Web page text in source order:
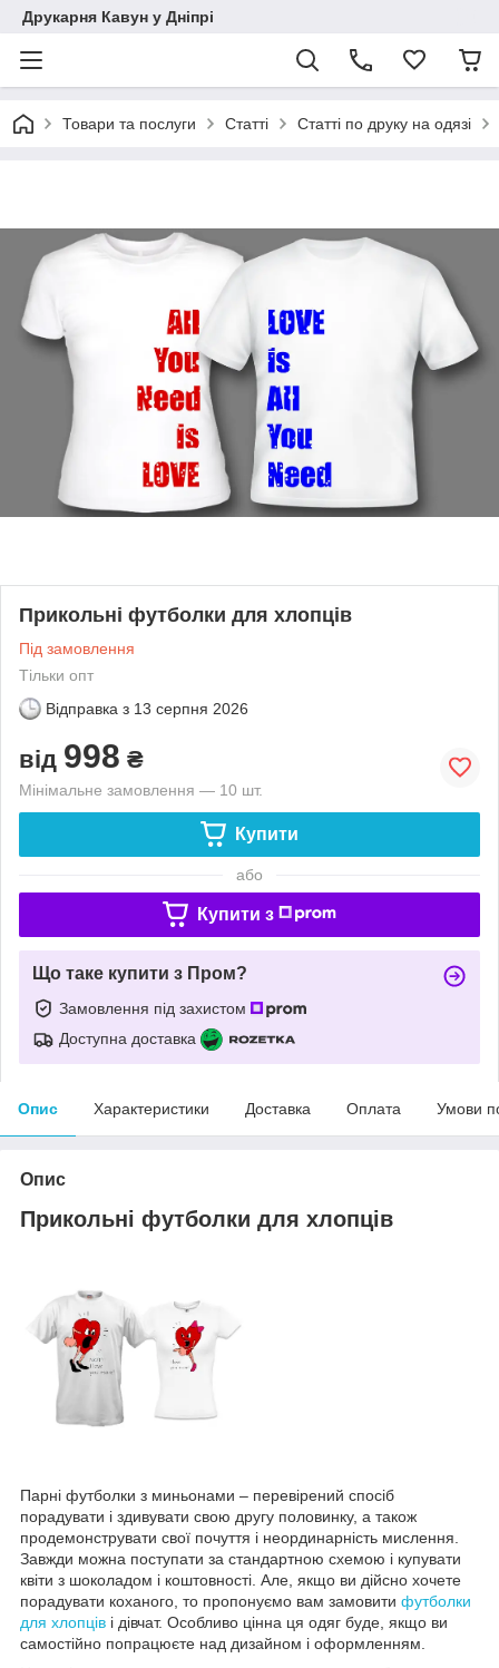
Друкарня Кавун у Дніпрі
Товари та послуги Статті Статті по друку на одязі
Прикольні футболки для хлопців
Під замовлення
Тільки опт
Відправка з 13 серпня 2026
від 998 ₴
Мінімальне замовлення — 10 шт.
Купити
або
Купити з
Що таке купити з Пром?
Замовлення під захистом
Доступна доставка
Опис Характеристики Доставка Оплата Умови
Опис
Прикольні футболки для хлопців
Парні футболки з миньонами – перевірений спосіб
порадувати і здивувати свою другу половинку, а також
продемонструвати свої почуття і неординарність мислення.
Завжди можна поступати за стандартною схемою і купувати
квіти з шоколадом і коштовності. Але, якщо ви дійсно хочете
порадувати коханого, то пропонуємо вам замовити футболки
для хлопців і дівчат. Особливо цінна ця одяг буде, якщо ви
самостійно попрацюєте над дизайном і оформленням.